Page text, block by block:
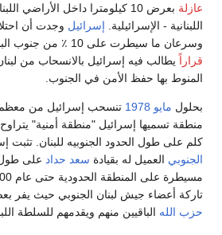
عازلة
بعرض 10 كيلومترا داخل الأراضي
اللبنانية - الإسرائيلية. إسرائيل وجدت أن
وسرعان ما سيطرت على 10 ٪ من جنوب البلاد.
قراراً يطالب فيه إسرائيل بالانسحاب من
المنوط بها حفظ الأمن في الجنوب.
بحلول مايو 1978 تنسحب إسرائيل من معظم
كلم على طول الحدود الجنوبيه للبنان. تثبت
الجنوبي العميل له بقيادة سعد حداد على طول
تاركة أعضاء جيش لبنان الجنوبي حيث يفر
حزب الله الباقيين منهم ويقدمهم للسلطة